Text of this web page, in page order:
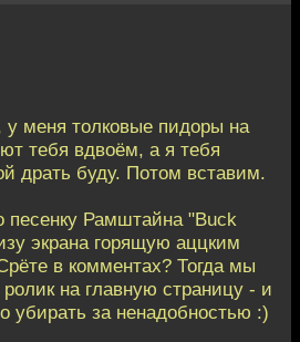
меня толковые пидоры на
тебя вдвоём, а я тебя
драть буду. Потом вставим.
песенку Рамштайна "Buck
экрана горящую аццким
в комментах? Тогда мы
на главную страницу - и
убирать за ненадобностью :)